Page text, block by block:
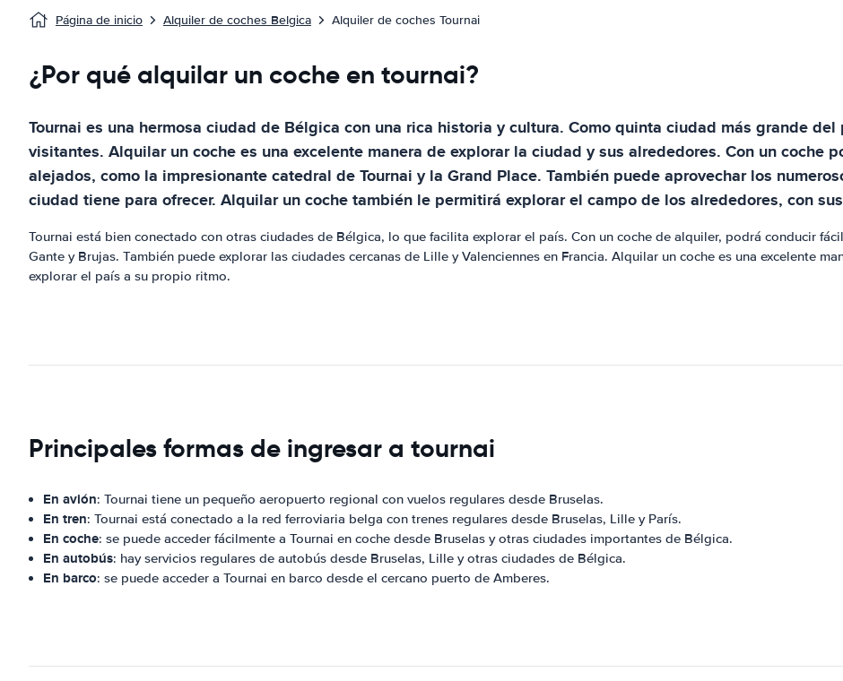
Página de inicio Alquiler de coches Belgica Alquiler de coches Tournai
¿Por qué alquilar un coche en tournai?
Tournai es una hermosa ciudad de Bélgica con una rica historia y cultura. Como quinta ciudad más grande
visitantes. Alquilar un coche es una excelente manera de explorar la ciudad y sus alrededores. Con un coche
alejados, como la impresionante catedral de Tournai y la Grand Place. También puede aprovechar los
ciudad tiene para ofrecer. Alquilar un coche también le permitirá explorar el campo de los alrededores, con
Tournai está bien conectado con otras ciudades de Bélgica, lo que facilita explorar el país. Con un coche de alquiler, podrá conducir
Gante y Brujas. También puede explorar las ciudades cercanas de Lille y Valenciennes en Francia. Alquilar un coche es una excelente
explorar el país a su propio ritmo.
Principales formas de ingresar a tournai
En avión: Tournai tiene un pequeño aeropuerto regional con vuelos regulares desde Bruselas.
En tren: Tournai está conectado a la red ferroviaria belga con trenes regulares desde Bruselas, Lille y París.
En coche: se puede acceder fácilmente a Tournai en coche desde Bruselas y otras ciudades importantes de Bélgica.
En autobús: hay servicios regulares de autobús desde Bruselas, Lille y otras ciudades de Bélgica.
En barco: se puede acceder a Tournai en barco desde el cercano puerto de Amberes.